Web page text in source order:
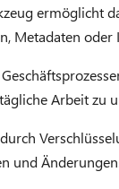
ermöglicht
Metadaten oder
Arbeit zu
und